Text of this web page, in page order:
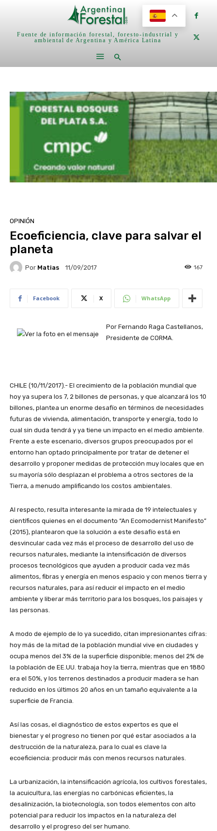
Fuente de información forestal, foresto-industrial y
ambiental de Argentina y América Latina
OPINIÓN
Ecoeficiencia, clave para salvar el
planeta
Por Matias 11/09/2017 167
Facebook X WhatsApp
Por Fernando Raga Castellanos,
Presidente de CORMA.
CHILE (10/11/2017).- El crecimiento de la población mundial que
hoy ya supera los 7, 2 billones de personas, y que alcanzará los 10
billones, plantea un enorme desafío en términos de necesidades
futuras de vivienda, alimentación, transporte y energía, todo lo
cual sin duda tendrá y ya tiene un impacto en el medio ambiente.
Frente a este escenario, diversos grupos preocupados por el
entorno han optado principalmente por tratar de detener el
desarrollo y proponer medidas de protección muy locales que en
su mayoría sólo desplazan el problema a otros sectores de la
Tierra, a menudo amplificando los costos ambientales.
Al respecto, resulta interesante la mirada de 19 intelectuales y
científicos quienes en el documento “An Ecomodernist Manifesto”
(2015), plantearon que la solución a este desafío está en
desvincular cada vez más el proceso de desarrollo del uso de
recursos naturales, mediante la intensificación de diversos
procesos tecnológicos que ayuden a producir cada vez más
alimentos, fibras y energía en menos espacio y con menos tierra y
recursos naturales, para así reducir el impacto en el medio
ambiente y liberar más territorio para los bosques, los paisajes y
las personas.
A modo de ejemplo de lo ya sucedido, citan impresionantes cifras:
hoy más de la mitad de la población mundial vive en ciudades y
ocupa menos del 3% de la superficie disponible; menos del 2% de
la población de EE.UU. trabaja hoy la tierra, mientras que en 1880
era el 50%, y los terrenos destinados a producir madera se han
reducido en los últimos 20 años en un tamaño equivalente a la
superficie de Francia.
Así las cosas, el diagnóstico de estos expertos es que el
bienestar y el progreso no tienen por qué estar asociados a la
destrucción de la naturaleza, para lo cual es clave la
ecoeficiencia: producir más con menos recursos naturales.
La urbanización, la intensificación agrícola, los cultivos forestales,
la acuicultura, las energías no carbónicas eficientes, la
desalinización, la biotecnología, son todos elementos con alto
potencial para reducir los impactos en la naturaleza del
desarrollo y el progreso del ser humano.